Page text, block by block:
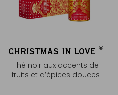
CHRISTMAS IN LOVE®
Thé noir aux accents de
fruits et d’épices douces